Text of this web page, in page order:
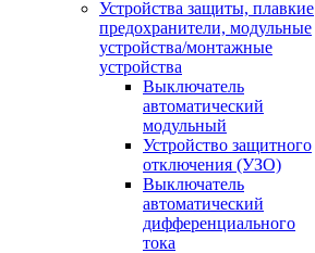
Устройства защиты, плавкие
предохранители, модульные
устройства/монтажные
устройства
Выключатель
автоматический
модульный
Устройство защитного
отключения (УЗО)
Выключатель
автоматический
дифференциального
тока